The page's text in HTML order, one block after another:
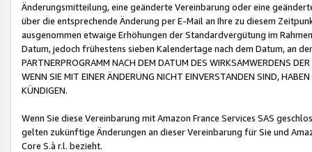
Änderungsmitteilung, eine geänderte Vereinbarung oder eine
über die entsprechende Änderung per E-Mail an Ihre zu diesem
ausgenommen etwaige Erhöhungen der Standardvergütung im
Datum, jedoch frühestens sieben Kalendertage nach dem Datum, an
PARTNERPROGRAMM NACH DEM DATUM DES WIRKSAMWERDENS
WENN SIE MIT EINER ÄNDERUNG NICHT EINVERSTANDEN SIND,
KÜNDIGEN.
Wenn Sie diese Vereinbarung mit Amazon France Services SAS
gelten zukünftige Änderungen an dieser Vereinbarung für Sie und
Core S.à r.l. bezieht.